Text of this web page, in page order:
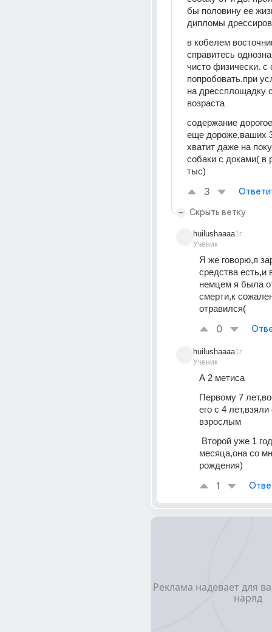
бы половину ее
дипломы
в кобелем
справитесь
чисто физически. с
попробовать.при
на дрессплощадку
возраста
содержание
еще дороже,ваших
хватит даже на
собаки с доками( в
тыс)
3
Скрыть ветку
huilushaaaa
Ученик
1г
Я же говорю,я
средства есть,и
немцем я была
смерти,к
отравился(
0
huilushaaaa
Ученик
1г
А 2 метиса
Первому 7
его с 4
взрослым
месяца,она со
рождения)
1